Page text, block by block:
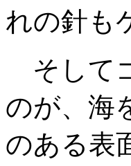
れの針も
そして
のが、海
のある表